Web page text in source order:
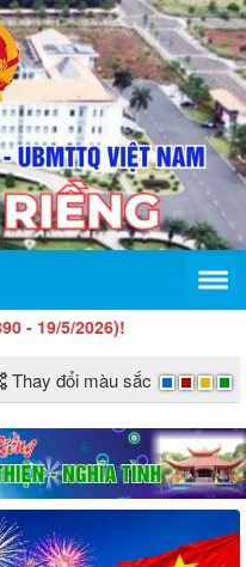
5/2026)!
Thay đổi màu sắc